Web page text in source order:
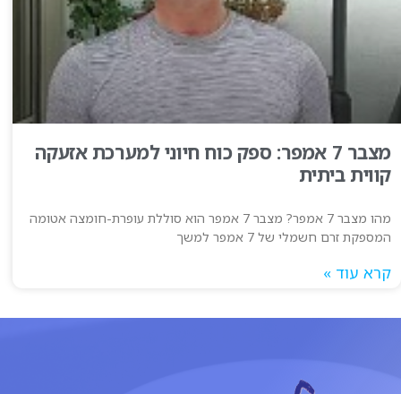
מצבר 7 אמפר: ספק כוח חיוני למערכת אזעקה
קווית ביתית
מהו מצבר 7 אמפר? מצבר 7 אמפר הוא סוללת עופרת-חומצה אטומה
המספקת זרם חשמלי של 7 אמפר למשך
קרא עוד »